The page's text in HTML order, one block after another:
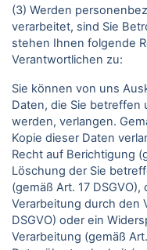
(3) Werden
verarbeitet, sind Sie
stehen Ihnen folgende
Verantwortlichen zu:
Sie können von uns
Daten, die Sie betreffen
werden, verlangen.
Kopie dieser Daten
Recht auf Berichtigung
Löschung der Sie
(gemäß Art. 17
Verarbeitung durch den
DSGVO) oder ein
Verarbeitung (gemäß